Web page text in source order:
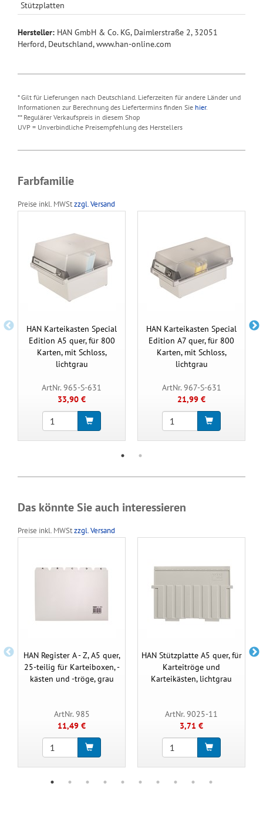
Stützplatten
Hersteller: HAN GmbH & Co. KG, Daimlerstraße 2, 32051
Herford, Deutschland, www.han-online.com
* Gilt für Lieferungen nach Deutschland. Lieferzeiten für andere Länder und
Informationen zur Berechnung des Liefertermins finden Sie hier.
** Regulärer Verkaufspreis in diesem Shop
UVP = Unverbindliche Preisempfehlung des Herstellers
Farbfamilie
Preise inkl. MWStzzgl. Versand
HAN Karteikasten Special
Edition A5 quer, für 800
Karten, mit Schloss,
lichtgrau
ArtNr. 965-S-631
33,90 €
HAN Karteikasten Special
Edition A7 quer, für 800
Karten, mit Schloss,
lichtgrau
ArtNr. 967-S-631
21,99 €
Das könnte Sie auch interessieren
Preise inkl. MWStzzgl. Versand
HAN Register A - Z, A5 quer,
25-teilig für Karteiboxen, -
kästen und -tröge, grau
ArtNr. 985
11,49 €
HAN Stützplatte A5 quer, für
Karteitröge und
Karteikästen, lichtgrau
ArtNr. 9025-11
3,71 €